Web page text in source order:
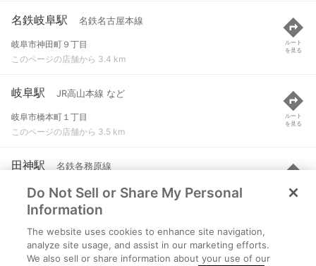
名鉄岐阜駅 名鉄名古屋本線
岐阜市神田町９丁目
このページの店舗から 3.4 km
ルート
を見る
岐阜駅 JR高山本線 など
岐阜市橋本町１丁目
このページの店舗から 3.5 km
ルート
を見る
田神駅 名鉄各務原線
岐阜市入舟町１丁目
このページの店舗から 3.9 km
ルート
を見る
加納駅 名鉄名古屋本線
岐阜市竜田町９丁目
Do Not Sell or Share My Personal
Information
The website uses cookies to enhance site navigation,
analyze site usage, and assist in our marketing efforts.
We also sell or share information about your use of our